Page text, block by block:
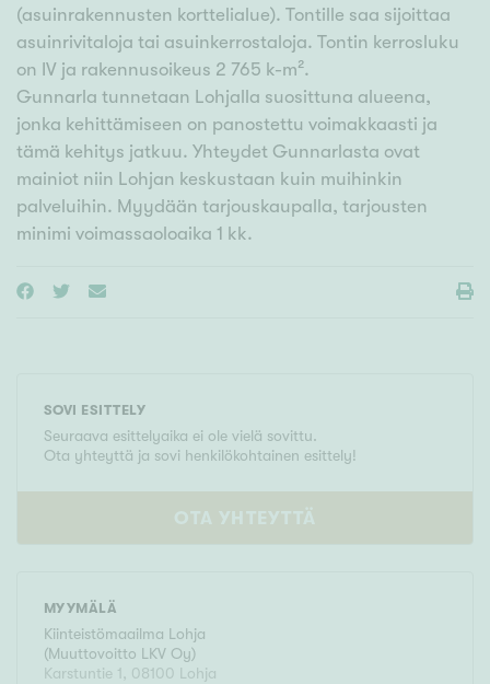
(asuinrakennusten korttelialue). Tontille saa sijoittaa
asuinrivitaloja tai asuinkerrostaloja. Tontin kerrosluku
on IV ja rakennusoikeus 2 765 k-m².
Gunnarla tunnetaan Lohjalla suosittuna alueena,
jonka kehittämiseen on panostettu voimakkaasti ja
tämä kehitys jatkuu. Yhteydet Gunnarlasta ovat
mainiot niin Lohjan keskustaan kuin muihinkin
palveluihin. Myydään tarjouskaupalla, tarjousten
minimi voimassaoloaika 1 kk.
SOVI ESITTELY
Seuraava esittelyaika ei ole vielä sovittu.
Ota yhteyttä ja sovi henkilökohtainen esittely!
OTA YHTEYTTÄ
MYYMÄLÄ
Kiinteistömaailma Lohja
(Muuttovoitto LKV Oy)
Karstuntie 1 , 08100 Lohja